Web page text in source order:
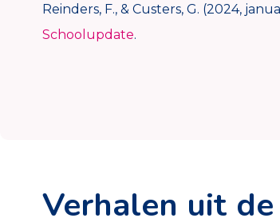
Reinders, F., & Custers, G. (2024,
Schoolupdate.
Verhalen uit